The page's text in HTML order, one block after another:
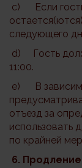
c) Если гость
следующего
d) Гость
11:00.
e) В
отъезд за
использовать
по крайней
6.